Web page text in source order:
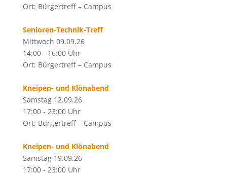
Ort: Bürgertreff – Campus
Senioren-Technik-Treff
Mittwoch 09.09.26
14:00 - 16:00 Uhr
Ort: Bürgertreff – Campus
Kneipen- und Klönabend
Samstag 12.09.26
17:00 - 23:00 Uhr
Ort: Bürgertreff – Campus
Kneipen- und Klönabend
Samstag 19.09.26
17:00 - 23:00 Uhr